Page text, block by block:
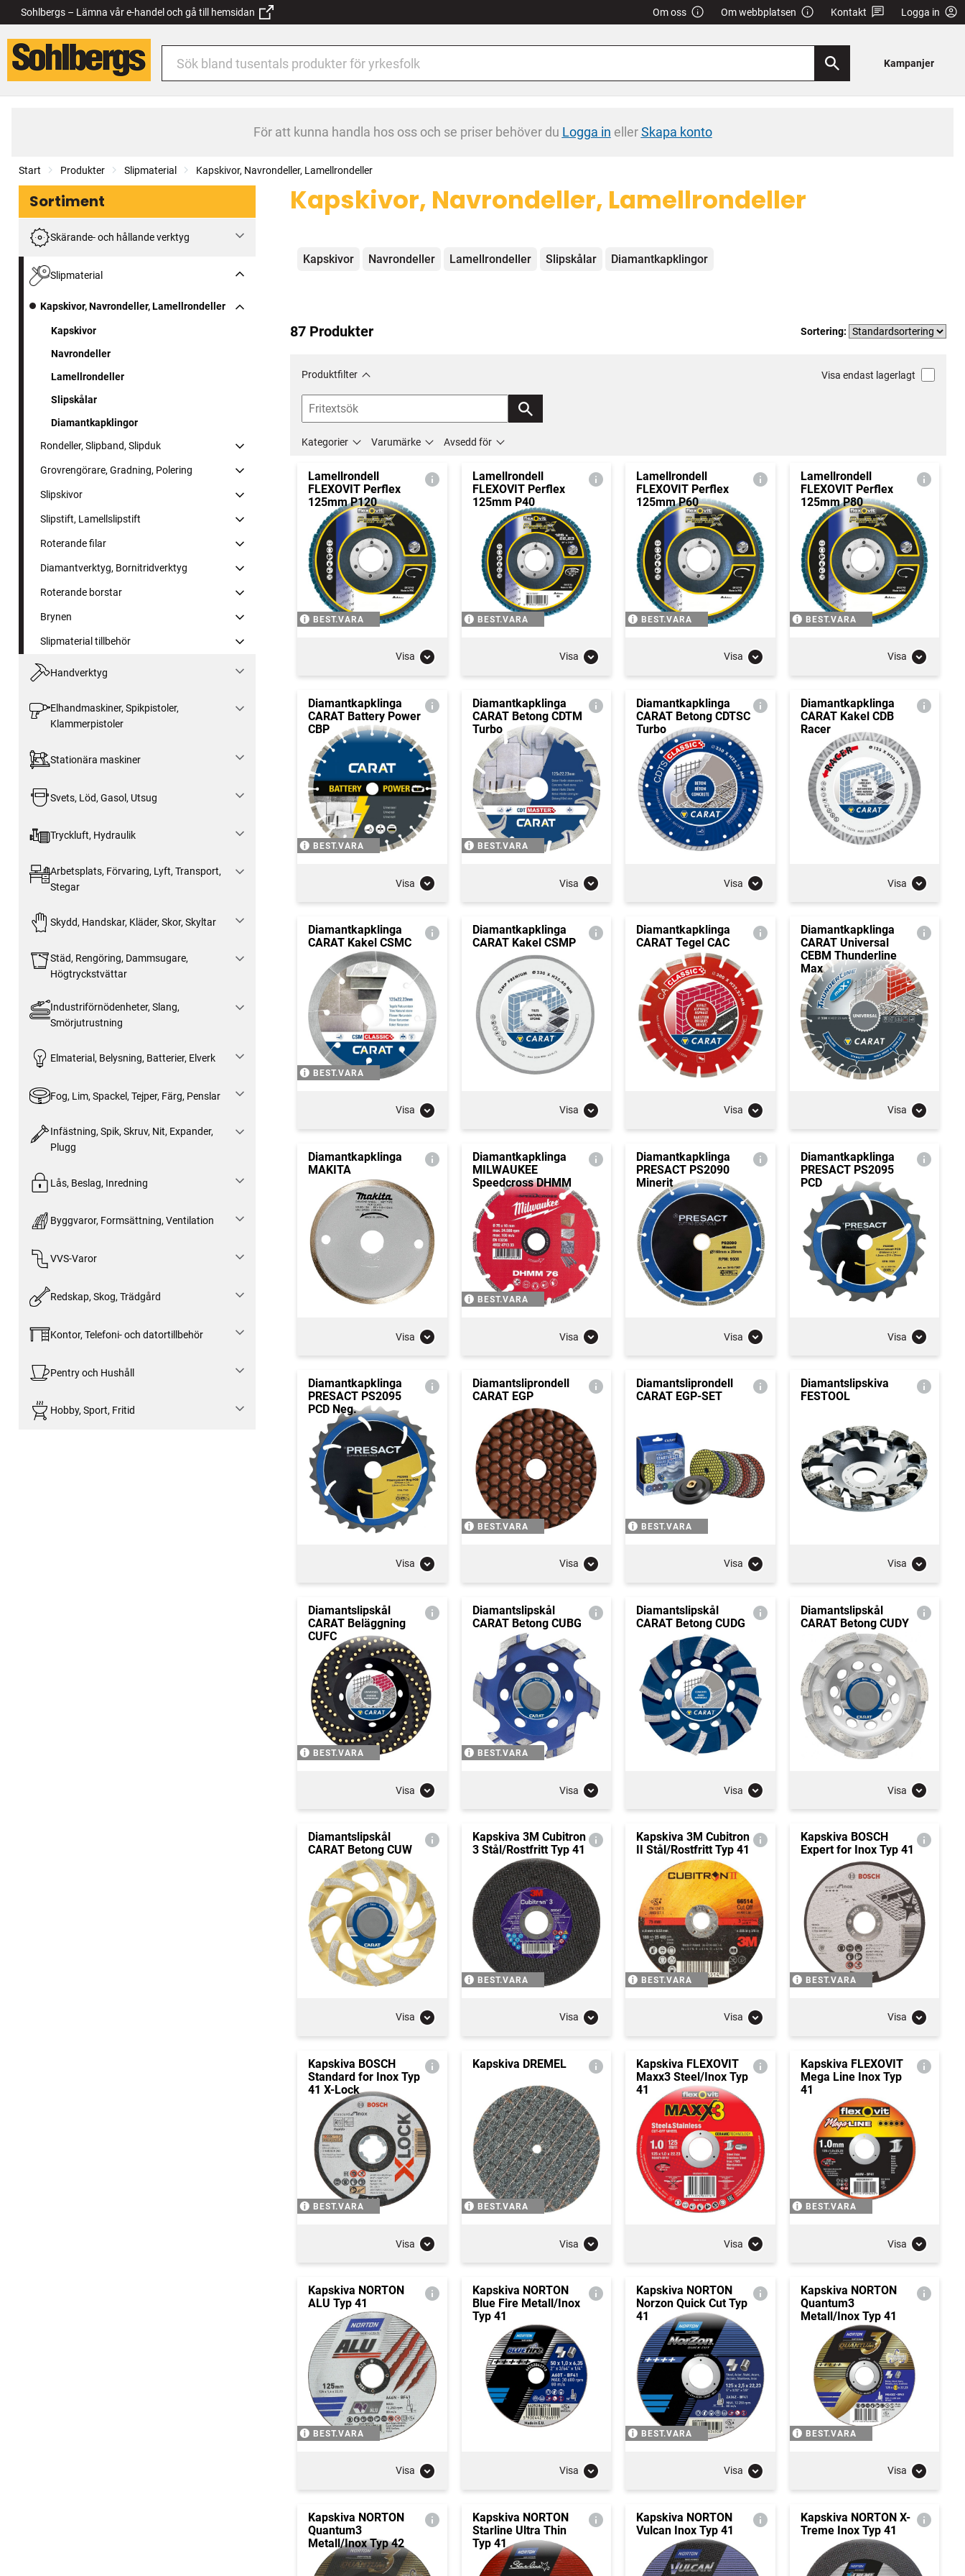
Sohlbergs – Lämna vår e-handel och gå till hemsidan Om oss Om webbplatsen Kontakt Logga in
Kampanjer
För att kunna handla hos oss och se priser behöver du Logga in ellerSkapa konto
Start Produkter Slipmaterial Kapskivor, Navrondeller, Lamellrondeller
Sortiment
Skärande- och hållande verktyg
Slipmaterial
Kapskivor, Navrondeller, Lamellrondeller
Kapskivor
Navrondeller
Lamellrondeller
Slipskålar
Diamantkapklingor
Rondeller, Slipband, Slipduk
Grovrengörare, Gradning, Polering
Slipskivor
Slipstift, Lamellslipstift
Roterande filar
Diamantverktyg, Bornitridverktyg
Roterande borstar
Brynen
Slipmaterial tillbehör
Handverktyg
Elhandmaskiner, Spikpistoler,
Klammerpistoler
Stationära maskiner
Svets, Löd, Gasol, Utsug
Tryckluft, Hydraulik
Arbetsplats, Förvaring, Lyft, Transport,
Stegar
Skydd, Handskar, Kläder, Skor, Skyltar
Städ, Rengöring, Dammsugare,
Högtryckstvättar
Industriförnödenheter, Slang,
Smörjutrustning
Elmaterial, Belysning, Batterier, Elverk
Fog, Lim, Spackel, Tejper, Färg, Penslar
Infästning, Spik, Skruv, Nit, Expander,
Plugg
Lås, Beslag, Inredning
Byggvaror, Formsättning, Ventilation
VVS-Varor
Redskap, Skog, Trädgård
Kontor, Telefoni- och datortillbehör
Pentry och Hushåll
Hobby, Sport, Fritid
Kapskivor, Navrondeller, Lamellrondeller
Kategorier
Kapskivor Navrondeller Lamellrondeller Slipskålar Diamantkapklingor
87 Produkter Sortering:
Produktfilter Visa endast lagerlagt
Kategorier Varumärke Avsedd för
Lamellrondell
FLEXOVIT Perflex
125mm P120
BEST.VARA
Visa
Lamellrondell
FLEXOVIT Perflex
125mm P40
BEST.VARA
Visa
Lamellrondell
FLEXOVIT Perflex
125mm P60
BEST.VARA
Visa
Lamellrondell
FLEXOVIT Perflex
125mm P80
BEST.VARA
Visa
Diamantkapklinga
CARAT Battery Power
CBP
BEST.VARA
Visa
Diamantkapklinga
CARAT Betong CDTM
Turbo
BEST.VARA
Visa
Diamantkapklinga
CARAT Betong CDTSC
Turbo
Visa
Diamantkapklinga
CARAT Kakel CDB
Racer
Visa
Diamantkapklinga
CARAT Kakel CSMC
BEST.VARA
Visa
Diamantkapklinga
CARAT Kakel CSMP
Visa
Diamantkapklinga
CARAT Tegel CAC
Visa
Diamantkapklinga
CARAT Universal
CEBM Thunderline
Max
Visa
Diamantkapklinga
MAKITA
Visa
Diamantkapklinga
MILWAUKEE
Speedcross DHMM
BEST.VARA
Visa
Diamantkapklinga
PRESACT PS2090
Minerit
Visa
Diamantkapklinga
PRESACT PS2095
PCD
Visa
Diamantkapklinga
PRESACT PS2095
PCD Neg.
Visa
Diamantsliprondell
CARAT EGP
BEST.VARA
Visa
Diamantsliprondell
CARAT EGP-SET
BEST.VARA
Visa
Diamantslipskiva
FESTOOL
Visa
Diamantslipskål
CARAT Beläggning
CUFC
BEST.VARA
Visa
Diamantslipskål
CARAT Betong CUBG
BEST.VARA
Visa
Diamantslipskål
CARAT Betong CUDG
Visa
Diamantslipskål
CARAT Betong CUDY
Visa
Diamantslipskål
CARAT Betong CUW
Visa
Kapskiva 3M Cubitron
3 Stål/Rostfritt Typ 41
BEST.VARA
Visa
Kapskiva 3M Cubitron
II Stål/Rostfritt Typ 41
BEST.VARA
Visa
Kapskiva BOSCH
Expert for Inox Typ 41
BEST.VARA
Visa
Kapskiva BOSCH
Standard for Inox Typ
41 X-Lock
BEST.VARA
Visa
Kapskiva DREMEL
BEST.VARA
Visa
Kapskiva FLEXOVIT
Maxx3 Steel/Inox Typ
41
Visa
Kapskiva FLEXOVIT
Mega Line Inox Typ
41
BEST.VARA
Visa
Kapskiva NORTON
ALU Typ 41
BEST.VARA
Visa
Kapskiva NORTON
Blue Fire Metall/Inox
Typ 41
Visa
Kapskiva NORTON
Norzon Quick Cut Typ
41
BEST.VARA
Visa
Kapskiva NORTON
Quantum3
Metall/Inox Typ 41
BEST.VARA
Visa
Kapskiva NORTON
Quantum3
Metall/Inox Typ 42
Kapskiva NORTON
Starline Ultra Thin
Typ 41
Kapskiva NORTON
Vulcan Inox Typ 41
Kapskiva NORTON X-
Treme Inox Typ 41